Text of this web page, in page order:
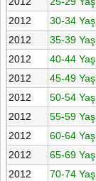
2012
30-34 Yaş
2012
35-39 Yaş
2012
40-44 Yaş
2012
45-49 Yaş
2012
50-54 Yaş
2012
55-59 Yaş
2012
60-64 Yaş
2012
65-69 Yaş
2012
70-74 Yaş